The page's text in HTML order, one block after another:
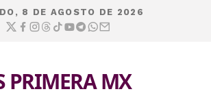
8 DE AGOSTO DE 2026
PRIMERA MX